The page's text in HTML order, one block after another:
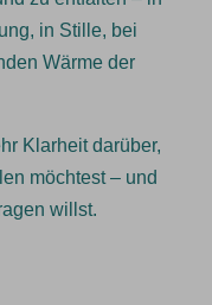
in Stille, bei
Wärme der
Klarheit darüber,
möchtest – und
willst.